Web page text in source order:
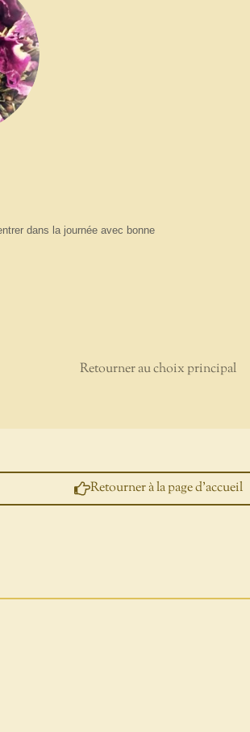
dans la journée avec bonne
Retourner au choix principal
Retourner à la page d'accueil